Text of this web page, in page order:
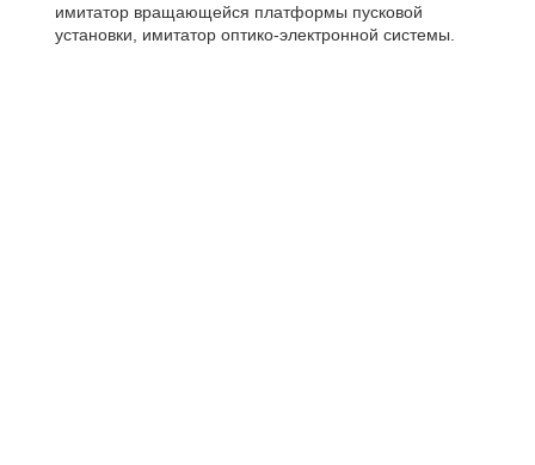
имитатор вращающейся платформы пусковой
установки, имитатор оптико-электронной системы.